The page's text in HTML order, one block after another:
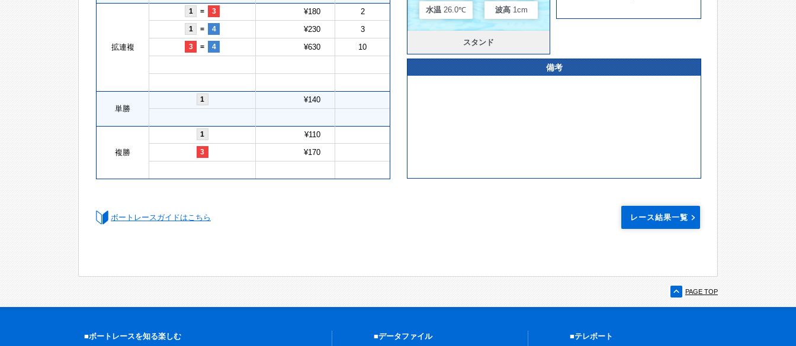
拡連複
1 = 3 ¥180 2
1 = 4 ¥230 3
3 = 4 ¥630 10
単勝
1 ¥140
複勝
1 ¥110
3 ¥170
水温 26.0℃ 波高 1cm
スタンド
備考
ボートレースガイドはこちら レース結果一覧
PAGE TOP
■ボートレースを知る楽しむ ■データファイル ■テレボート